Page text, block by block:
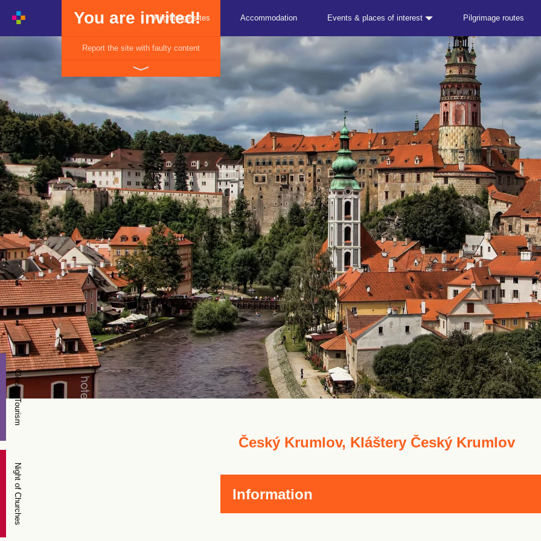
You are invited!
Report the site with faulty content
Pilgrimage sites Accommodation Events & places of interest Pilgrimage routes
Český Krumlov, Kláštery Český Krumlov
Information
Cloister Tourism
Night of Churches